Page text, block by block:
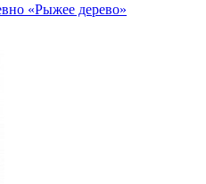
«Рыжее дерево»